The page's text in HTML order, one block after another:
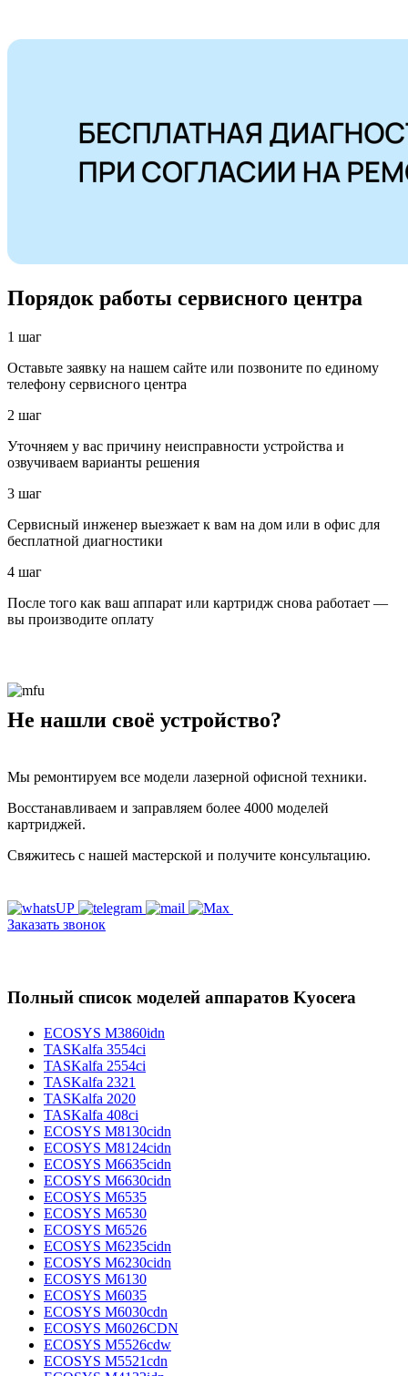
Порядок работы сервисного центра
1 шаг
Оставьте заявку на нашем сайте или позвоните по единому
телефону сервисного центра
2 шаг
Уточняем у вас причину неисправности устройства и
озвучиваем варианты решения
3 шаг
Сервисный инженер выезжает к вам на дом или в офис для
бесплатной диагностики
4 шаг
После того как ваш аппарат или картридж снова работает —
вы производите оплату
Не нашли своё устройство?
Мы ремонтируем все модели лазерной офисной техники.
Восстанавливаем и заправляем более 4000 моделей
картриджей.
Свяжитесь с нашей мастерской и получите консультацию.
Заказать звонок
Полный список моделей аппаратов Kyocera
ECOSYS M3860idn
TASKalfa 3554ci
TASKalfa 2554ci
TASKalfa 2321
TASKalfa 2020
TASKalfa 408ci
ECOSYS M8130cidn
ECOSYS M8124cidn
ECOSYS M6635cidn
ECOSYS M6630cidn
ECOSYS M6535
ECOSYS M6530
ECOSYS M6526
ECOSYS M6235cidn
ECOSYS M6230cidn
ECOSYS M6130
ECOSYS M6035
ECOSYS M6030cdn
ECOSYS M6026CDN
ECOSYS M5526cdw
ECOSYS M5521cdn